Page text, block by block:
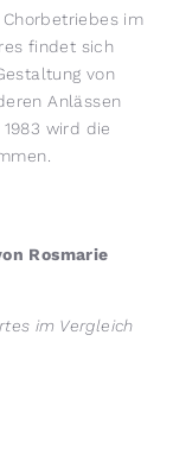
im
findet sich
von
Anlässen
wird die
Rosmarie
im Vergleich